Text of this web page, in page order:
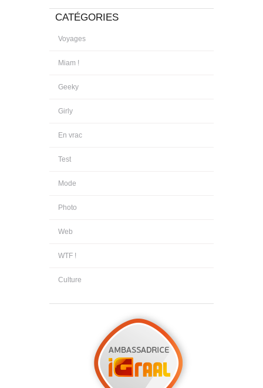
CATÉGORIES
Voyages
Miam !
Geeky
Girly
En vrac
Test
Mode
Photo
Web
WTF !
Culture